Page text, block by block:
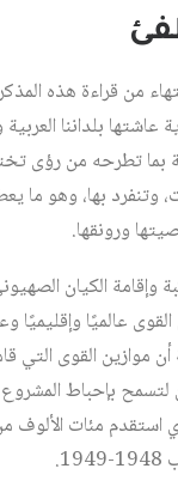
من قراءة هذه
بلداننا
بما تطرحه من رؤى
وتنفرد بها، وهو ما
ورونقها.
وإقامة الكيان
عالميًا وإقليميًا
موازين القوى التي
لتسمح بإحباط
استقدم مئات الألوف